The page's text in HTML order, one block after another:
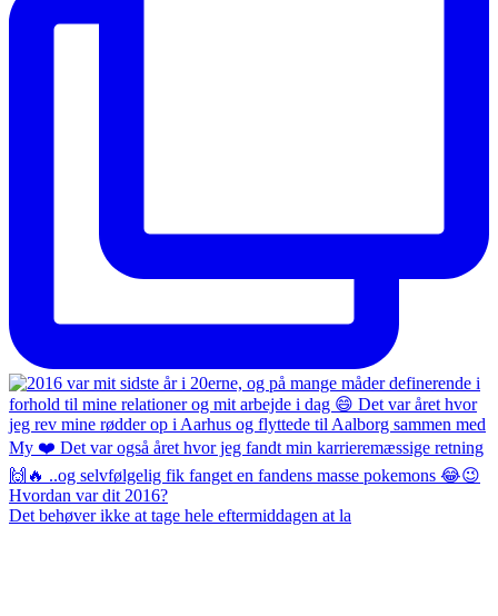
Det behøver ikke at tage hele eftermiddagen at la